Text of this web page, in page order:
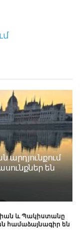
են
և Պակիստանը
համաձայնագիր են